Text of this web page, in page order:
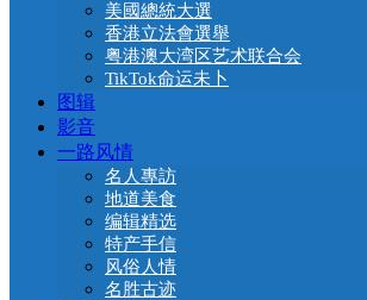
美國總統大選
香港立法會選舉
粤港澳大湾区艺术联合会
TikTok命运未卜
图辑
影音
一路风情
名人專訪
地道美食
编辑精选
特产手信
风俗人情
名胜古迹